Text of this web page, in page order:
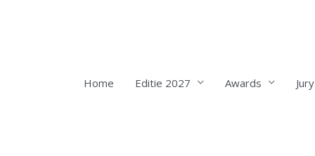
Home Editie 2027 Awards Jury